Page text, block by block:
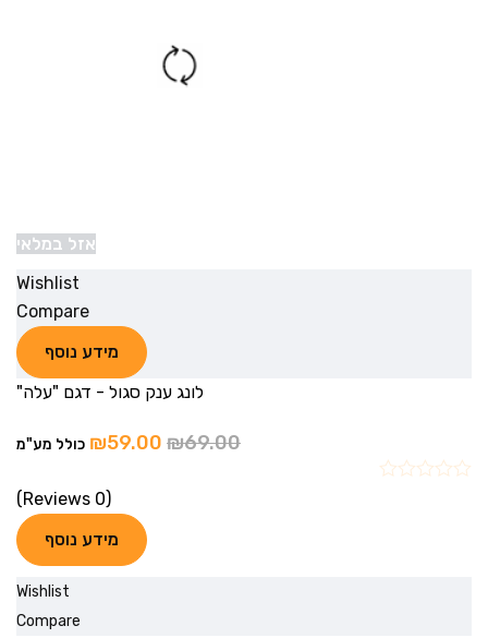
אזל במלאי
Wishlist
Compare
מידע נוסף
לונג ענק סגול - דגם "עלה"
₪69.00
₪59.00 כולל מע"מ
(0 Reviews)
מידע נוסף
Wishlist
Compare